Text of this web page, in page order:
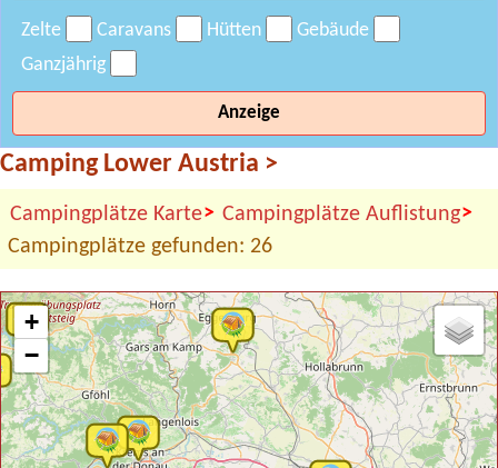
Zelte Caravans Hütten
Gebäude
Ganzjährig
Anzeige
Camping Lower Austria >
Campingplätze Karte> Campingplätze Auflistung>
Campingplätze gefunden: 26
+
−